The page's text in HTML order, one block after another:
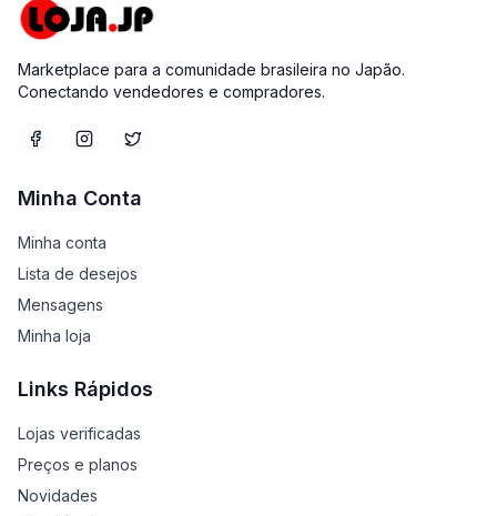
Marketplace para a comunidade brasileira no Japão.
Conectando vendedores e compradores.
Minha Conta
Minha conta
Lista de desejos
Mensagens
Minha loja
Links Rápidos
Lojas verificadas
Preços e planos
Novidades